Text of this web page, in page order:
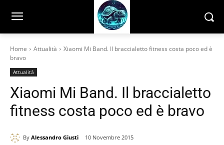
Home Attualità
Xiaomi Mi Band. Il braccialetto fitness costa poco ed è
bravo
Attualità
Xiaomi Mi Band. Il braccialetto
fitness costa poco ed è bravo
By Alessandro Giusti 10 Novembre 2015